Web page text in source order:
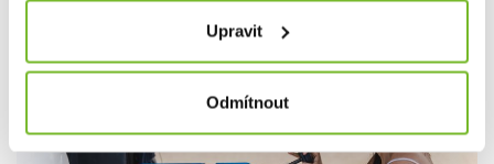
Upravit
Odmítnout